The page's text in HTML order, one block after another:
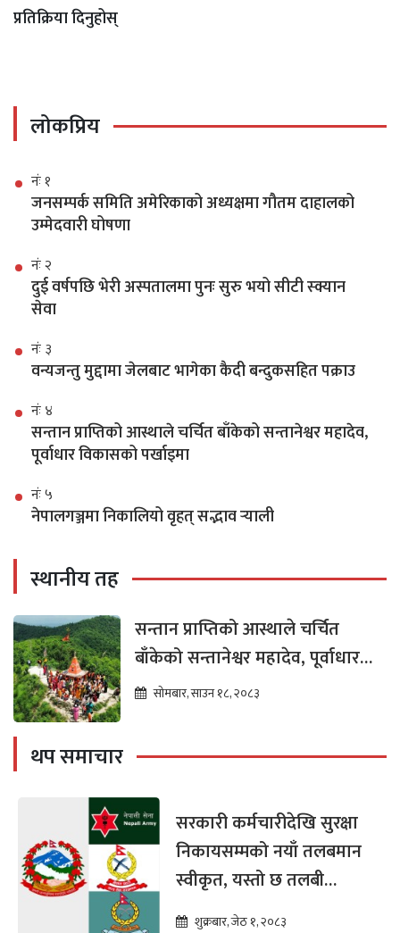
प्रतिक्रिया दिनुहोस्
लोकप्रिय
नंः १
जनसम्पर्क समिति अमेरिकाको अध्यक्षमा गौतम दाहालको
उम्मेदवारी घोषणा
नंः २
दुई वर्षपछि भेरी अस्पतालमा पुनः सुरु भयो सीटी स्क्यान
सेवा
नंः ३
वन्यजन्तु मुद्दामा जेलबाट भागेका कैदी बन्दुकसहित पक्राउ
नंः ४
सन्तान प्राप्तिको आस्थाले चर्चित बाँकेको सन्तानेश्वर महादेव,
पूर्वाधार विकासको पर्खाइमा
नंः ५
नेपालगञ्जमा निकालियो वृहत् सद्भाव र्‍याली
स्थानीय तह
सन्तान प्राप्तिको आस्थाले चर्चित
बाँकेको सन्तानेश्वर महादेव, पूर्वाधार
विकासको पर्खाइमा
सोमबार, साउन १८, २०८३
थप समाचार
सरकारी कर्मचारीदेखि सुरक्षा
निकायसम्मको नयाँ तलबमान
स्वीकृत, यस्तो छ तलबी
विवरणशुक्रबार, जेठ १, २०८३